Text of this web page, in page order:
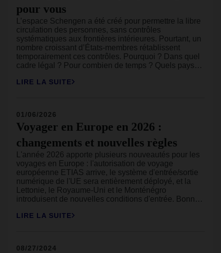
pour vous
L’espace Schengen a été créé pour permettre la libre
circulation des personnes, sans contrôles
systématiques aux frontières intérieures. Pourtant, un
nombre croissant d’États-membres rétablissent
temporairement ces contrôles. Pourquoi ? Dans quel
cadre légal ? Pour combien de temps ? Quels pays
ce qu’il faut savoir et ce que cela change
LIRE LA SUITE
Voyager en Europe en 2026 :
changements et nouvelles règles
L'année 2026 apporte plusieurs nouveautés pour les
voyages en Europe : l'autorisation de voyage
européenne ETIAS arrive, le système d'entrée/sortie
numérique de l'UE sera entièrement déployé, et la
Lettonie, le Royaume-Uni et le Monténégro
introduisent de nouvelles conditions d'entrée. Bonne
voyages à forfait. Mauvaise nouvelle : de nombreuses
LIRE LA SUITE
01/06/2026
08/27/2024